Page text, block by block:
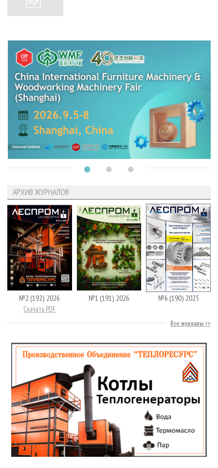
АРХИВ ЖУРНАЛОВ
№2 (192) 2026
Скачать PDF
№1 (191) 2026 №6 (190) 2025
Все журналы